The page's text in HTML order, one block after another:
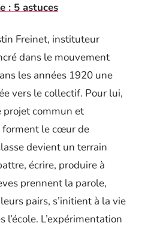
: 5 astuces
Freinet, instituteur
dans le mouvement
les années 1920 une
vers le collectif. Pour lui,
projet commun et
forment le cœur de
devient un terrain
écrire, produire à
prennent la parole,
pairs, s’initient à la vie
l’école. L’expérimentation